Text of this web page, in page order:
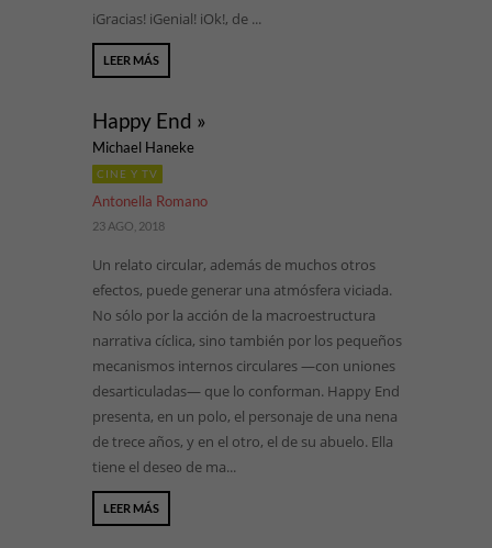
iGracias! iGenial! iOk!, de ...
LEER MÁS
Happy End »
Michael Haneke
CINE Y TV
Antonella Romano
23 AGO, 2018
Un relato circular, además de muchos otros
efectos, puede generar una atmósfera viciada.
No sólo por la acción de la macroestructura
narrativa cíclica, sino también por los pequeños
mecanismos internos circulares —con uniones
desarticuladas— que lo conforman. Happy End
presenta, en un polo, el personaje de una nena
de trece años, y en el otro, el de su abuelo. Ella
tiene el deseo de ma...
LEER MÁS